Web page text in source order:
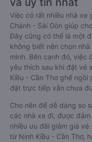
Việc có rất nhiều nhà xe
Chánh - Sài Gòn giúp
Đây cũng có thể là một
không biết nên chọn
mình. Bên cạnh đó, việc
yêu thích sau khi đặt vé
Kiều - Cần Thơ ghế
đặt trực tiếp vẫn chưa
Cho nên để dễ dàng so
các nhà xe đi, được
nhiều ưu đãi giảm giá vé
từ Ninh Kiều - Cần Thơ,